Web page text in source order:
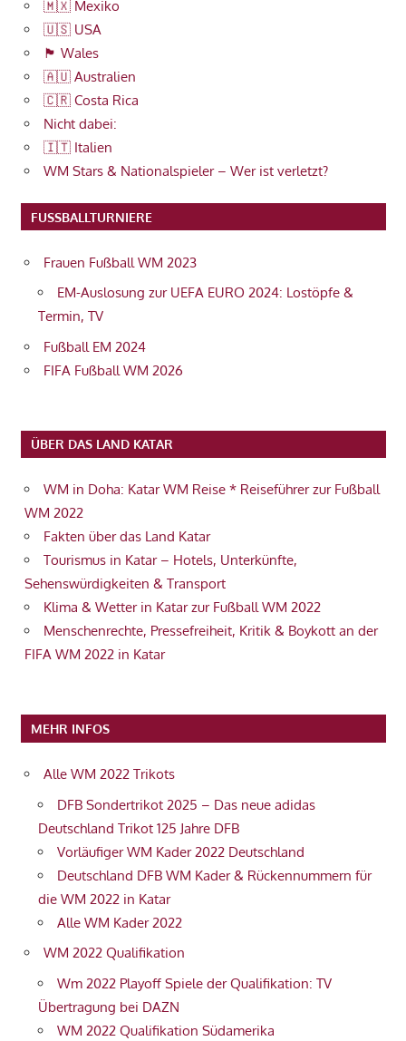
🇲🇽 Mexiko
🇺🇸 USA
🏴󠁧󠁢󠁷󠁬󠁳󠁿 Wales
🇦🇺 Australien
🇨🇷 Costa Rica
Nicht dabei:
🇮🇹 Italien
WM Stars & Nationalspieler – Wer ist verletzt?
FUSSBALLTURNIERE
Frauen Fußball WM 2023
EM-Auslosung zur UEFA EURO 2024: Lostöpfe &
Termin, TV
Fußball EM 2024
FIFA Fußball WM 2026
ÜBER DAS LAND KATAR
WM in Doha: Katar WM Reise * Reiseführer zur Fußball
WM 2022
Fakten über das Land Katar
Tourismus in Katar – Hotels, Unterkünfte,
Sehenswürdigkeiten & Transport
Klima & Wetter in Katar zur Fußball WM 2022
Menschenrechte, Pressefreiheit, Kritik & Boykott an der
FIFA WM 2022 in Katar
MEHR INFOS
Alle WM 2022 Trikots
DFB Sondertrikot 2025 – Das neue adidas
Deutschland Trikot 125 Jahre DFB
Vorläufiger WM Kader 2022 Deutschland
Deutschland DFB WM Kader & Rückennummern für
die WM 2022 in Katar
Alle WM Kader 2022
WM 2022 Qualifikation
Wm 2022 Playoff Spiele der Qualifikation: TV
Übertragung bei DAZN
WM 2022 Qualifikation Südamerika